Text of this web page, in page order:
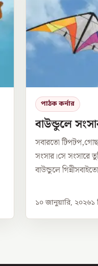
পাঠক কর্নার
বাউন্ডুলে
সবারতো
সংসার।সে সংসারে
বাউন্ডুলে
১০ জানুয়ারি, ২০২৬১